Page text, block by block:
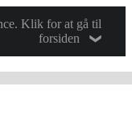
Klik for at gå til
forsiden